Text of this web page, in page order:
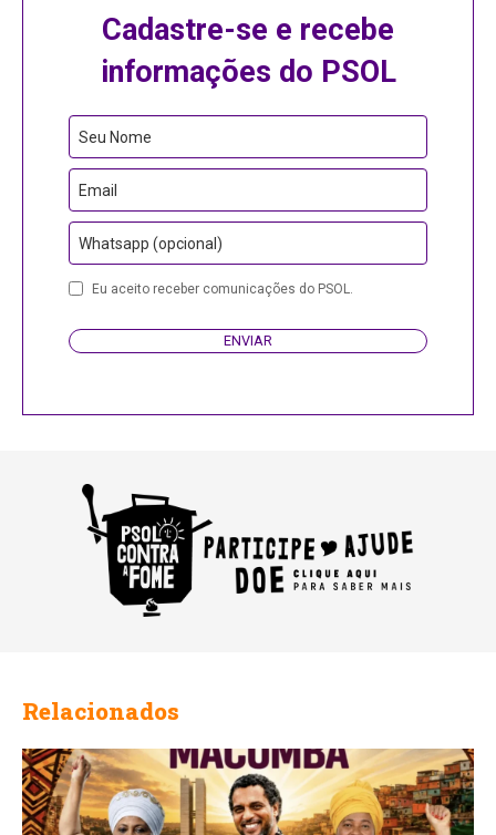
Cadastre-se e recebe
informações do PSOL
Seu Nome
Email
Whatsapp (opcional)
Business
Eu aceito receber comunicações do PSOL.
ENVIAR
Relacionados